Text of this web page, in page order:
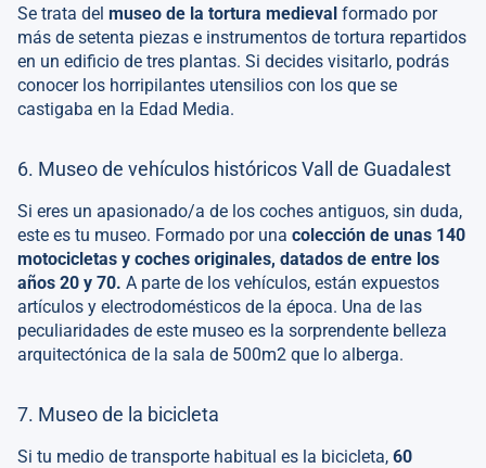
Se trata del museo de la tortura medieval formado por
más de setenta piezas e instrumentos de tortura repartidos
en un edificio de tres plantas. Si decides visitarlo, podrás
conocer los horripilantes utensilios con los que se
castigaba en la Edad Media.
6. Museo de vehículos históricos Vall de Guadalest
Si eres un apasionado/a de los coches antiguos, sin duda,
este es tu museo. Formado por una colección de unas 140
motocicletas y coches originales, datados de entre los
años 20 y 70. A parte de los vehículos, están expuestos
artículos y electrodomésticos de la época. Una de las
peculiaridades de este museo es la sorprendente belleza
arquitectónica de la sala de 500m2 que lo alberga.
7. Museo de la bicicleta
Si tu medio de transporte habitual es la bicicleta, 60